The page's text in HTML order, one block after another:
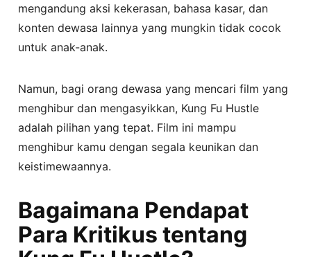
mengandung aksi kekerasan, bahasa kasar, dan
konten dewasa lainnya yang mungkin tidak cocok
untuk anak-anak.
Namun, bagi orang dewasa yang mencari film yang
menghibur dan mengasyikkan, Kung Fu Hustle
adalah pilihan yang tepat. Film ini mampu
menghibur kamu dengan segala keunikan dan
keistimewaannya.
Bagaimana Pendapat
Para Kritikus tentang